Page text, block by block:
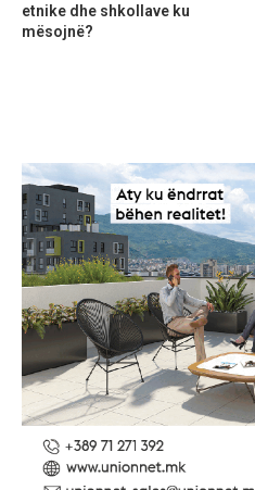
etnike dhe shkollave ku
mësojnë?